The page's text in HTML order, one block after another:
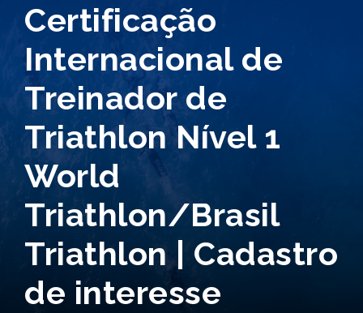
Certificação
Internacional de
Treinador de
Triathlon Nível 1
World
Triathlon/Brasil
Triathlon | Cadastro
de interesse